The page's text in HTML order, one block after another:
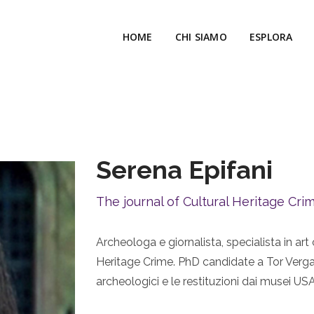
HOME CHI SIAMO ESPLORA
Serena Epifani
The journal of Cultural Heritage
Archeologa e giornalista, specialista in
Heritage Crime. PhD candidate a Tor
archeologici e le restituzioni dai musei